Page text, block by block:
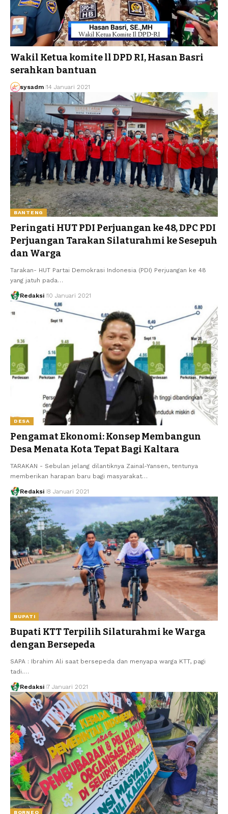
Wakil Ketua komite ll DPD RI, Hasan Basri
serahkan bantuan
sysadm 14 Januari 2021
BANTENG
Peringati HUT PDI Perjuangan ke 48, DPC PDI
Perjuangan Tarakan Silaturahmi ke Sesepuh
dan Warga
Tarakan- HUT Partai Demokrasi Indonesia (PDI) Perjuangan ke 48
yang jatuh pada…
Redaksi 10 Januari 2021
DESA
Pengamat Ekonomi: Konsep Membangun
Desa Menata Kota Tepat Bagi Kaltara
TARAKAN - Sebulan jelang dilantiknya Zainal-Yansen, tentunya
memberikan harapan baru bagi masyarakat…
Redaksi 8 Januari 2021
BUPATI
Bupati KTT Terpilih Silaturahmi ke Warga
dengan Bersepeda
SAPA : Ibrahim Ali saat bersepeda dan menyapa warga KTT, pagi
tadi.…
Redaksi 7 Januari 2021
BORNEO